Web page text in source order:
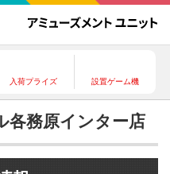
入荷プライズ 設置ゲーム機
各務原インター店